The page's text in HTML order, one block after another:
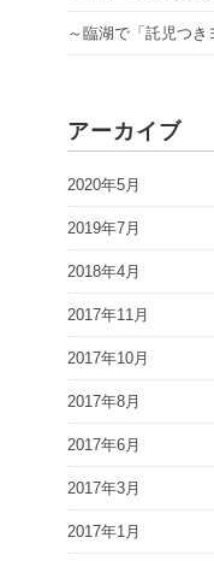
～臨湖で「託児つき
アーカイブ
2020年5月
2019年7月
2018年4月
2017年11月
2017年10月
2017年8月
2017年6月
2017年3月
2017年1月